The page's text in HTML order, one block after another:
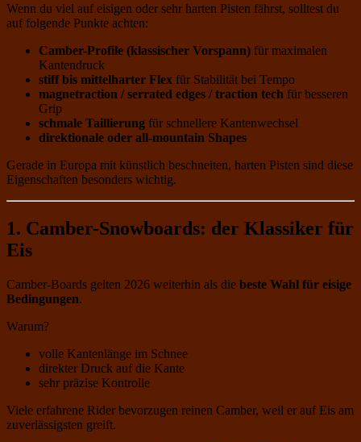
Wenn du viel auf eisigen oder sehr harten Pisten fährst, solltest du
auf folgende Punkte achten:
Camber-Profile (klassischer Vorspann) für maximalen
Kantendruck
stiff bis mittelharter Flex für Stabilität bei Tempo
magnetraction / serrated edges / traction tech für besseren
Grip
schmale Taillierung für schnellere Kantenwechsel
direktionale oder all-mountain Shapes
Gerade in Europa mit künstlich beschneiten, harten Pisten sind diese
Eigenschaften besonders wichtig.
1. Camber-Snowboards: der Klassiker für
Eis
Camber-Boards gelten 2026 weiterhin als die beste Wahl für eisige
Bedingungen.
Warum?
volle Kantenlänge im Schnee
direkter Druck auf die Kante
sehr präzise Kontrolle
Viele erfahrene Rider bevorzugen reinen Camber, weil er auf Eis am
zuverlässigsten greift.